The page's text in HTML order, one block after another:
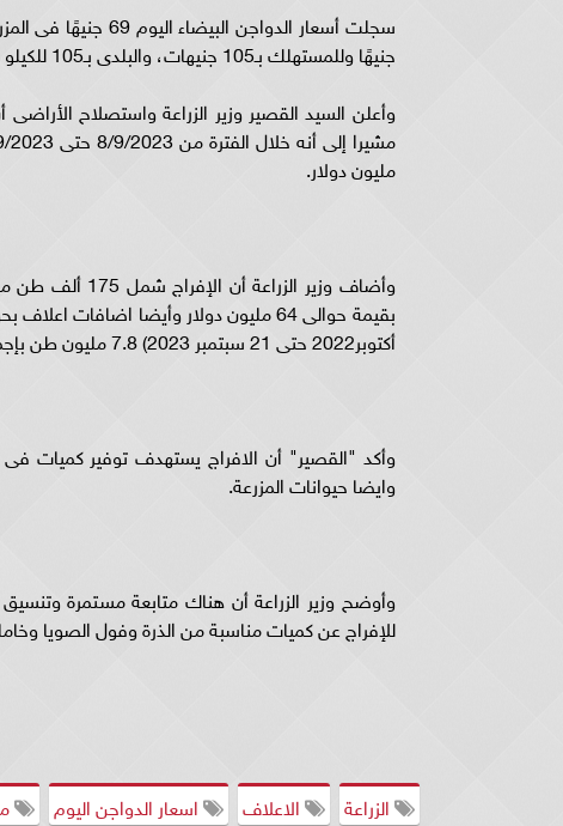
جنيهًا وللمستهلك بـ105 جنيهات، والبلدى بـ105 للكيلو من المزرعة.
وأعلن السيد القصير وزير الزراعة واستصلاح
مليون دولار.
أكتوبر2022 حتى 21 سبتمبر 2023) 7.8 مليون طن بإجمالى مبلغ 3.7 مليار دولار .
وأكد "القصير" أن الافراج يستهدف توفير كميات
وايضا حيوانات المزرعة.
وأوضح وزير الزراعة أن هناك متابعة مستمرة
للإفراج عن كميات مناسبة من الذرة وفول الصويا
الزراعة الاعلاف اسعار الدواجن اليوم